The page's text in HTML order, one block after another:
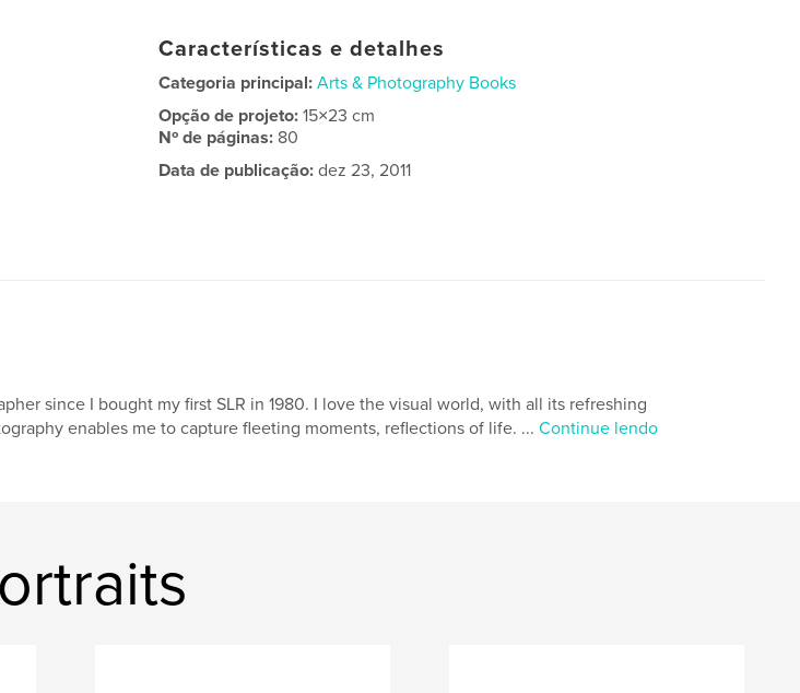
Características e detalhes
Categoria principal: Arts & Photography Books
Opção de projeto:15×23 cm
Nº de páginas: 80
Data de publicação: dez 23, 2011
since I bought my first SLR in 1980. I love the visual world, with all its refreshing
enables me to capture fleeting moments, reflections of life. ... Continue lendo